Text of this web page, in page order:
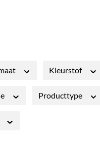
Kleurstof
Producttype